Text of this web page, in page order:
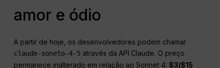
amor e ódio
A partir de hoje, os desenvolvedores podem chamar
claude-soneto-4-5 através da API Claude. O preço
permanece inalterado em relação ao Sonnet 4:$3/$15